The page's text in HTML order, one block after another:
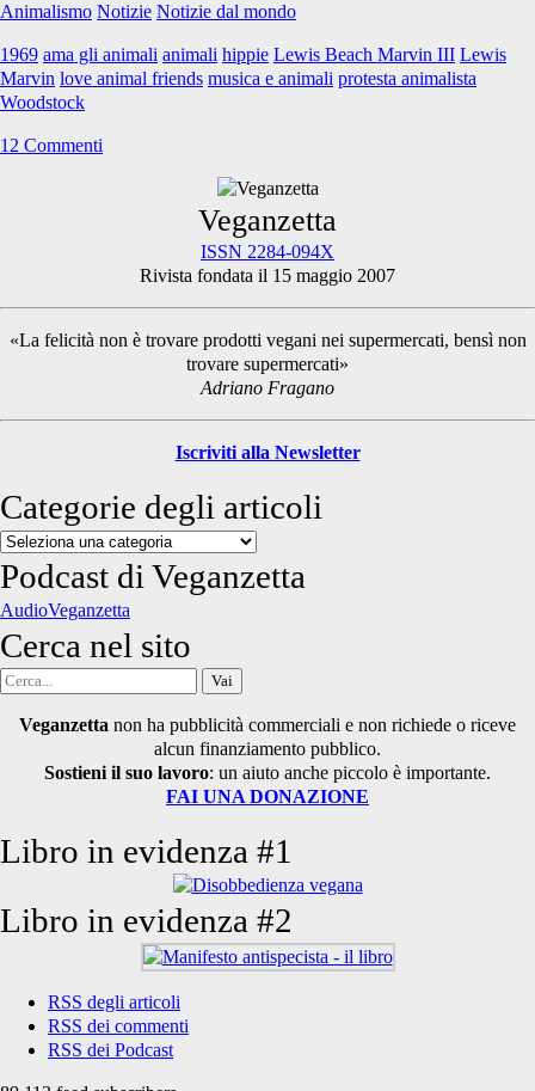
Woodstock…
Animalismo Notizie Notizie dal mondo
1969 ama gli animali animali hippie Lewis Beach Marvin III Lewis
Marvin love animal friends musica e animali protesta animalista
Woodstock
12 Commenti
Sidebar
Veganzetta
ISSN 2284-094X
Rivista fondata il 15 maggio 2007
«La felicità non è trovare prodotti vegani nei supermercati, bensì non
trovare supermercati»
Adriano Fragano
Iscriviti alla Newsletter
Categorie degli articoli
Categorie
degli
articoli
Podcast di Veganzetta
AudioVeganzetta
Cerca nel sito
Cerca
Veganzetta non ha pubblicità commerciali e non richiede o riceve
alcun finanziamento pubblico.
Sostieni il suo lavoro: un aiuto anche piccolo è importante.
FAI UNA DONAZIONE
Libro in evidenza #1
Libro in evidenza #2
RSS degli articoli
RSS dei commenti
RSS dei Podcast